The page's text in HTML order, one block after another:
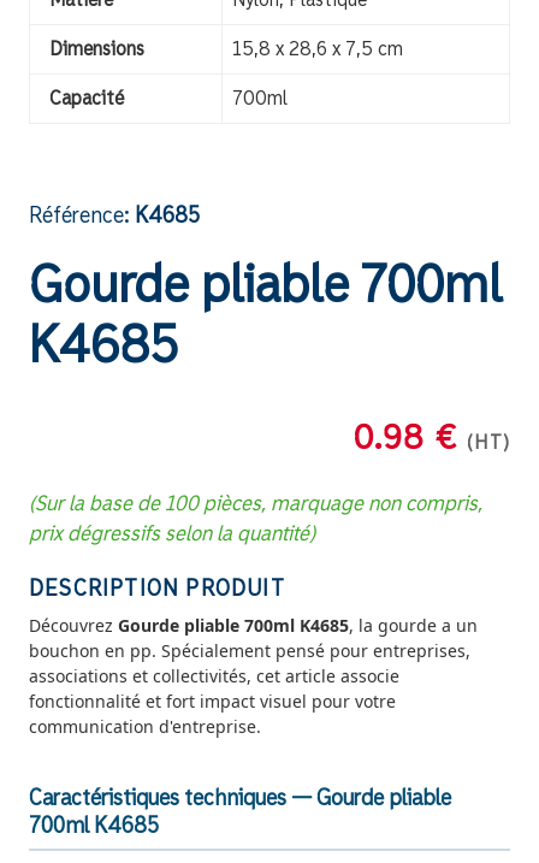
Dimensions 15,8 x 28,6 x 7,5 cm
Capacité 700ml
Référence: K4685
Gourde pliable 700ml
K4685
0.98 € (HT)
(Sur la base de 100 pièces, marquage non compris,
prix dégressifs selon la quantité)
DESCRIPTION PRODUIT
Découvrez Gourde pliable 700ml K4685, la gourde a un
bouchon en pp. Spécialement pensé pour entreprises,
associations et collectivités, cet article associe
fonctionnalité et fort impact visuel pour votre
communication d'entreprise.
Caractéristiques techniques — Gourde pliable
700ml K4685